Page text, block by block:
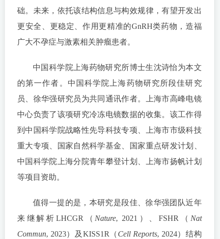
础。未来，依托该结构信息与构效规律，有望开发出
更安全、更稳定、作用更精准的GnRH类药物，造福
广大不孕症与激素相关肿瘤患者。
中国科学院上海药物研究所博士生沈诗怡为本文
的第一作者。中国科学院上海药物研究所段佳研究
员、徐华强研究员为共同通讯作者。上海市高峰电镜
中心负责了该项研究冷冻电镜数据的收集。该工作得
到中国科学院战略性先导科技专项、上海市市级科技
重大专项、国家自然科学基金、国家重点研发计划、
中国科学院上海分院青年攀登计划、上海市扬帆计划
等项目资助。
值得一提的是，本研究是段佳、徐华强团队近年
来继解析LHCGR（ Nature, 2021）、FSHR（ Nat
Commun, 2023）及KISS1R（ Cell Reports, 2024）结构